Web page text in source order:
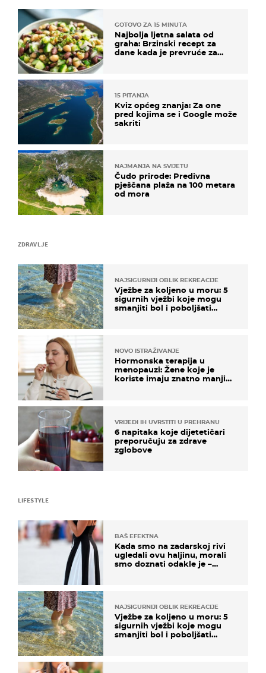
ZDRAVLJE
NAJSIGURNIJI OBLIK REKREACIJE
Vježbe za koljeno u moru: 5
sigurnih vježbi koje mogu
smanjiti bol i poboljšati
NOVO ISTRAŽIVANJE
Hormonska terapija u
menopauzi: Žene koje je
koriste imaju znatno manji
VRIJEDI IH UVRSTITI U PREHRANU
6 napitaka koje dijetetičari
preporučuju za zdrave
zglobove
GOTOVO ZA 15 MINUTA
Najbolja ljetna salata od
graha: Brzinski recept za
dane kada je prevruće za
15 PITANJA
Kviz općeg znanja: Za one
pred kojima se i Google može
sakriti
NAJMANJA NA SVIJETU
Čudo prirode: Predivna
pješčana plaža na 100 metara
od mora
LIFESTYLE
BAŠ EFEKTNA
Kada smo na zadarskoj rivi
ugledali ovu haljinu, morali
smo doznati odakle je –
NAJSIGURNIJI OBLIK REKREACIJE
Vježbe za koljeno u moru: 5
sigurnih vježbi koje mogu
smanjiti bol i poboljšati